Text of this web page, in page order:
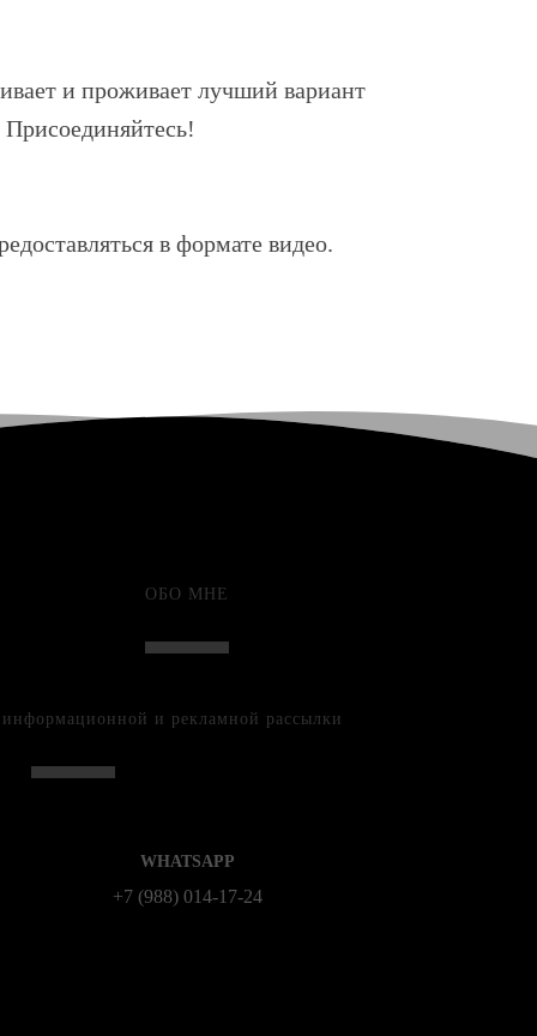
и проживает лучший вариант
в формате видео.
ОБО МНЕ
и рекламной рассылки
WHATSAPP
+7 (988) 014‑17‑24